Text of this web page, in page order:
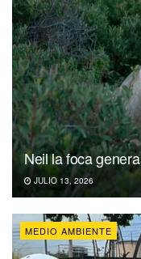
Neil la foca
JULIO 13, 2026
MEDIO AMBIENTE